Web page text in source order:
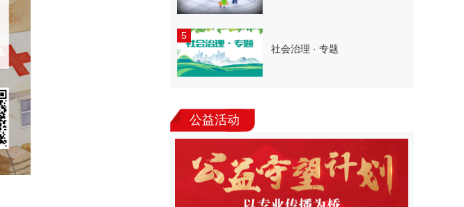
5
社会治理 · 专题
公益活动